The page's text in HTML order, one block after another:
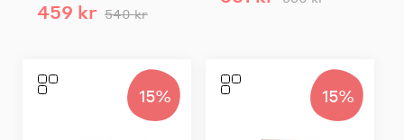
459 kr 540 kr
15% 15%